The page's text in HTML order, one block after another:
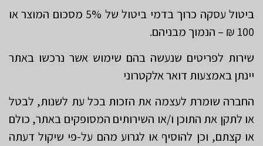
ביטול עסקה כרוך בדמי ביטול של 5% מסכום המוצר או
100 ₪ – הנמוך מבניהם.
שירות לפריטים שנעשה בהם שימוש אשר נרכשו באתר
יינתן באמצעות דואר אלקטרוני
החברה שומרת לעצמה את הזכות בכל עת לשנות, לבטל
או לתקן את התוכן ו/או השירותים המסופקים באתר, כולם
או קצתם, וכן להוסיף או לגרוע מהם על-פי שיקול דעתה